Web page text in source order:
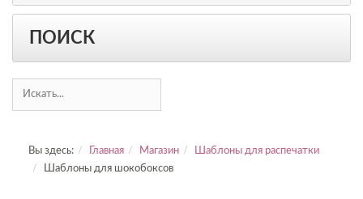
ПОИСК
Вы здесь: Главная Магазин
Шаблоны для распечатки
Шаблоны для шокобоксов